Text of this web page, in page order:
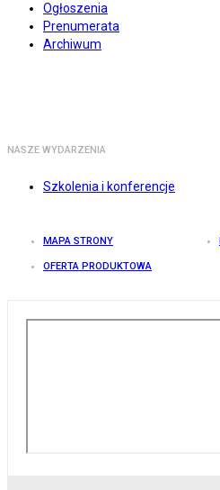
Ogłoszenia
Prenumerata
Archiwum
NASZE WYDARZENIA
Szkolenia i konferencje
MAPA STRONY
OFERTA PRODUKTOWA